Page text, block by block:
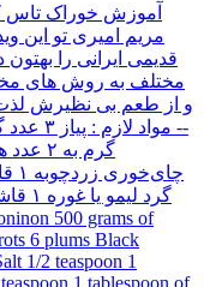
آموزش خوراک تاس
مریم امیری تو این
قدیمی ایرانی را
مختلف به روش های
و از طعم بی نظیرش